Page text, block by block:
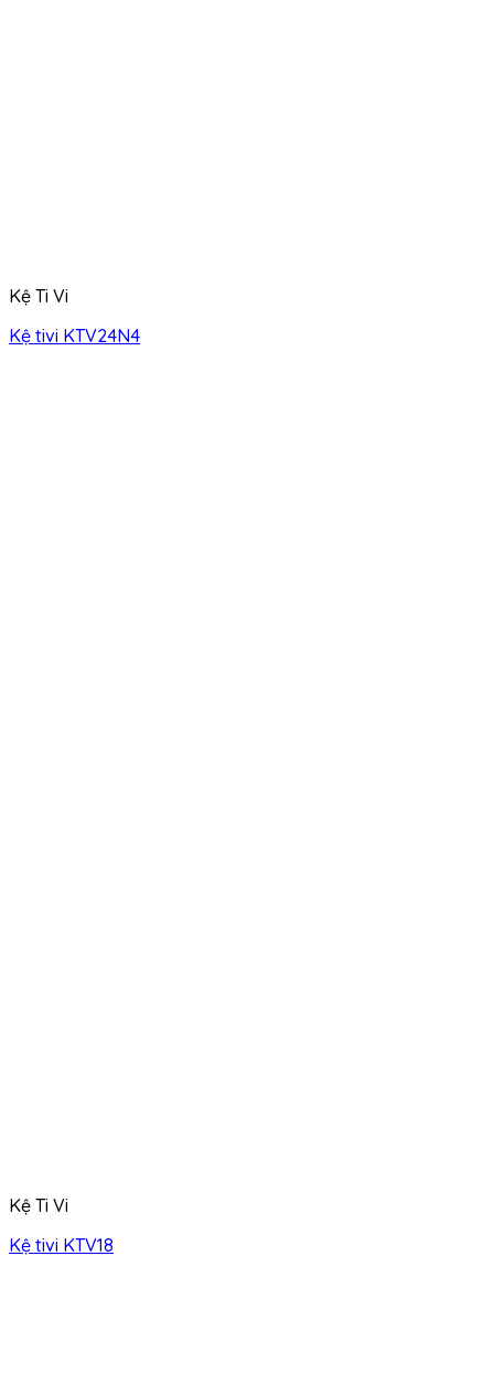
Kệ Ti Vi
Kệ tivi KTV24N4
Kệ Ti Vi
Kệ tivi KTV18